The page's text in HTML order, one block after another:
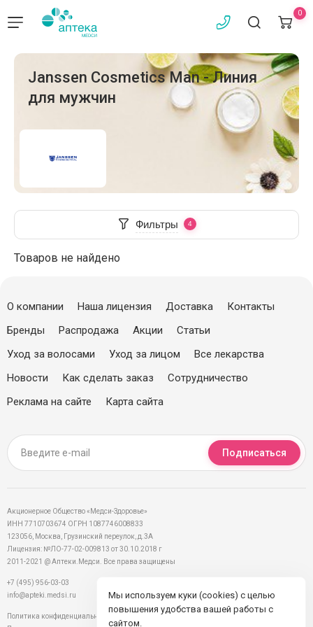
0
Janssen Cosmetics Man - Линия
для мужчин
Фильтры
Товаров не найдено
О компании Наша лицензия Доставка
Контакты
Бренды
Распродажа Акции
Статьи
Уход за волосами
Уход за лицом
Все лекарства
Новости
Как сделать заказ
Сотрудничество
Реклама на сайте
Карта сайта
Подписаться
Акционерное Общество «Медси-Здоровье»
ИНН 7710703674 ОГРН 1087746008833
123056, Москва, Грузинский переулок, д.3А
Лицензия: №ЛО-77-02-009813 от 30.10.2018 г
2011-2021 @ Аптеки.Медси. Все права защищены
+7 (495) 956-03-03
info@apteki.medsi.ru
Политика конфиденциальности
Мы используем куки (cookies) с целью
повышения удобства вашей работы с
сайтом.